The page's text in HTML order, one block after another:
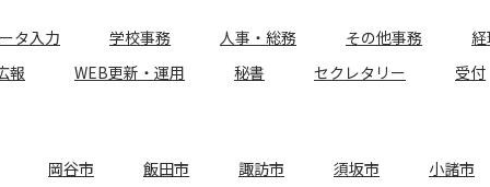
タ入力 学校事務 人事・総務 その他事務
報 WEB更新・運用 秘書 セクレタリー 受付
岡谷市 飯田市 諏訪市 須坂市 小諸市